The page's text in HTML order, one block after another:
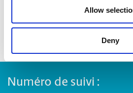
Allow
Deny
Numéro de suivi :